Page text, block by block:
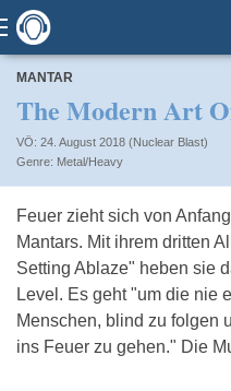
MANTAR
The Modern Art
VÖ: 24. August 2018 (Nuclear Blast)
Metal/Heavy
Feuer zieht sich von
Mantars. Mit ihrem dritten
Setting Ablaze" heben sie
Level. Es geht "um die nie
Menschen, blind zu folgen
ins Feuer zu gehen." Die